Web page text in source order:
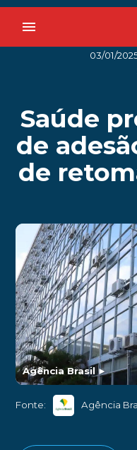
menu
03/01/
Saúde
de
de
Agência Brasil►
Fonte: Agência